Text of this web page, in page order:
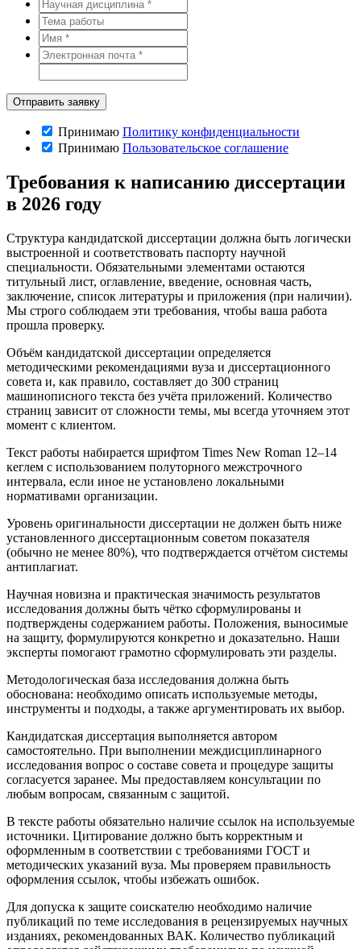
Принимаю Политику конфиденциальности
Принимаю Пользовательское соглашение
Требования к написанию диссертации
в 2026 году
Структура кандидатской диссертации должна быть логически
выстроенной и соответствовать паспорту научной
специальности. Обязательными элементами остаются
титульный лист, оглавление, введение, основная часть,
заключение, список литературы и приложения (при наличии).
Мы строго соблюдаем эти требования, чтобы ваша работа
прошла проверку.
Объём кандидатской диссертации определяется
методическими рекомендациями вуза и диссертационного
совета и, как правило, составляет до 300 страниц
машинописного текста без учёта приложений. Количество
страниц зависит от сложности темы, мы всегда уточняем этот
момент с клиентом.
Текст работы набирается шрифтом Times New Roman 12–14
кеглем с использованием полуторного межстрочного
интервала, если иное не установлено локальными
нормативами организации.
Уровень оригинальности диссертации не должен быть ниже
установленного диссертационным советом показателя
(обычно не менее 80%), что подтверждается отчётом системы
антиплагиат.
Научная новизна и практическая значимость результатов
исследования должны быть чётко сформулированы и
подтверждены содержанием работы. Положения, выносимые
на защиту, формулируются конкретно и доказательно. Наши
эксперты помогают грамотно сформулировать эти разделы.
Методологическая база исследования должна быть
обоснована: необходимо описать используемые методы,
инструменты и подходы, а также аргументировать их выбор.
Кандидатская диссертация выполняется автором
самостоятельно. При выполнении междисциплинарного
исследования вопрос о составе совета и процедуре защиты
согласуется заранее. Мы предоставляем консультации по
любым вопросам, связанным с защитой.
В тексте работы обязательно наличие ссылок на используемые
источники. Цитирование должно быть корректным и
оформленным в соответствии с требованиями ГОСТ и
методических указаний вуза. Мы проверяем правильность
оформления ссылок, чтобы избежать ошибок.
Для допуска к защите соискателю необходимо наличие
публикаций по теме исследования в рецензируемых научных
изданиях, рекомендованных ВАК. Количество публикаций